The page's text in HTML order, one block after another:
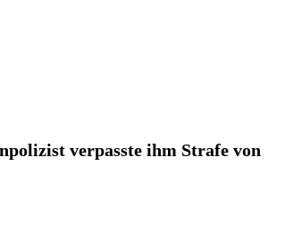
verpasste ihm Strafe von